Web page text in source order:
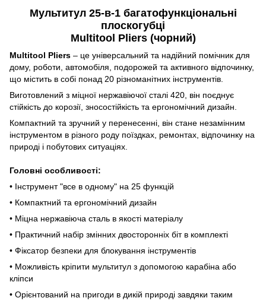
Мультитул 25-в-1 багатофункціональні
плоскогубці
Multitool Pliers (чорний)
Multitool Pliers – це універсальний та надійний помічник для
дому, роботи, автомобіля, подорожей та активного відпочинку,
що містить в собі понад 20 різноманітних інструментів.
Виготовлений з міцної нержавіючої сталі 420, він поєднує
стійкість до корозії, зносостійкість та ергономічний дизайн.
Компактний та зручний у перенесенні, він стане незамінним
інструментом в різного роду поїздках, ремонтах, відпочинку на
природі і побутових ситуаціях.
Головні особливості:
• Інструмент "все в одному" на 25 функцій
• Компактний та ергономічний дизайн
• Міцна нержавіюча сталь в якості матеріалу
• Практичний набір змінних двосторонніх біт в комплекті
• Фіксатор безпеки для блокування інструментів
• Можливість кріпити мультитул з допомогою карабіна або
кліпси
• Орієнтований на пригоди в дикій природі завдяки таким